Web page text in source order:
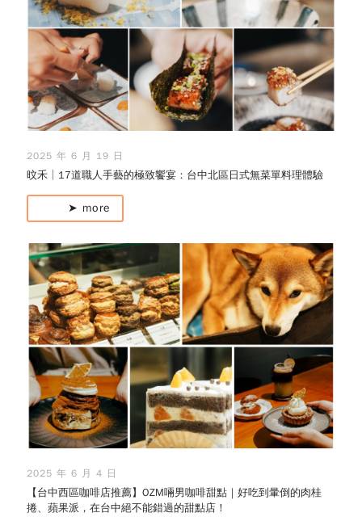
2025 年 6 月 19 日
旼禾│17道職人手藝的極致饗宴：台中北區日式無菜單料理體驗
➤ more
2025 年 6 月 4 日
【台中西區咖啡店推薦】OZM啢男咖啡甜點｜好吃到暈倒的肉桂
捲、蘋果派，在台中絕不能錯過的甜點店！